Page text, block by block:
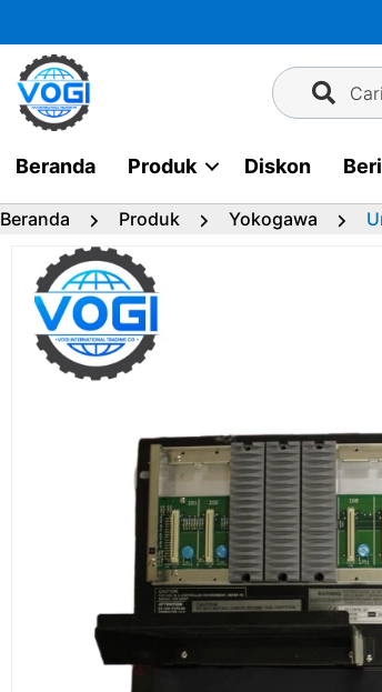
ke
konten
Cari
Beranda Produk Diskon
Beranda Produk Yokogawa